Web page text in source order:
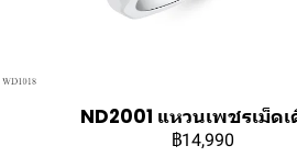
ND2001 แหวนเพชรเม็ดเ
฿14,990